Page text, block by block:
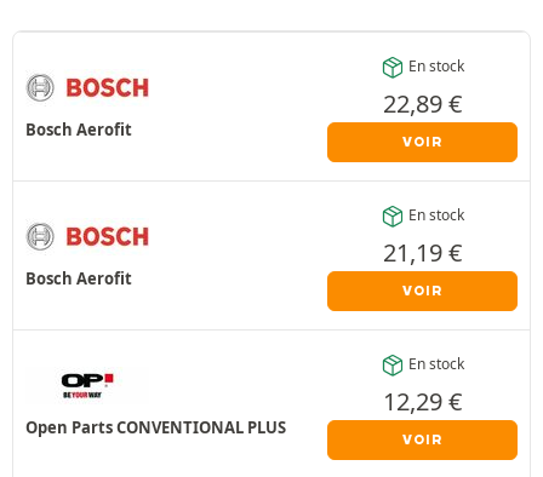
Bosch Aerofit
En stock
22,89€
VOIR
Bosch Aerofit
En stock
21,19€
VOIR
Open Parts CONVENTIONAL PLUS
En stock
12,29€
VOIR